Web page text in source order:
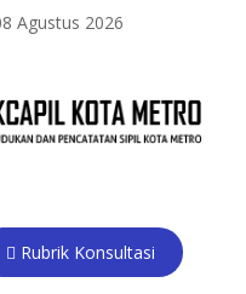
Agustus 2026
Rubrik Konsultasi